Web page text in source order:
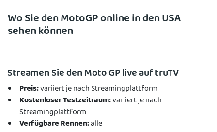
Wo Sie den MotoGP online in den USA
sehen können
Streamen Sie den Moto GP live auf truTV
Preis:variiert je nach Streamingplattform
Kostenloser Testzeitraum:variiert je nach
Streamingplattform
Verfügbare Rennen:alle